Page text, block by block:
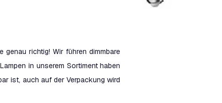
genau richtig! Wir führen dimmbare
in unserem Sortiment haben
ist, auch auf der Verpackung wird